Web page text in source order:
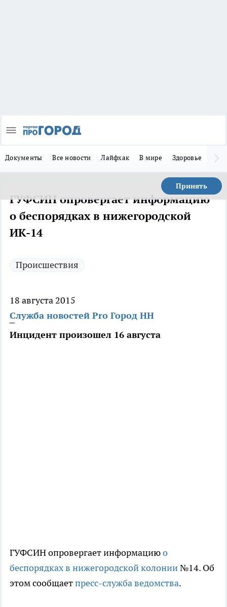
Документы Все новости Лайфхак В мире Здоровье
Принять
ГУФСИН опровергает информацию
о беспорядках в нижегородской
ИК-14
Происшествия
18 августа 2015
Служба новостей Pro Город НН
Инцидент произошел 16 августа
ГУФСИН опровергает информациюо
беспорядках в нижегородской колонии№14. Об
этом сообщаетпресс-служба ведомства.